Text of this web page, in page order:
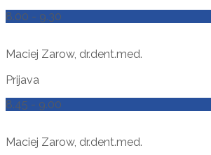
8.00 - 9.30
Maciej Zarow, dr.dent.med.
Prijava
8.45 - 9.00
Maciej Zarow, dr.dent.med.